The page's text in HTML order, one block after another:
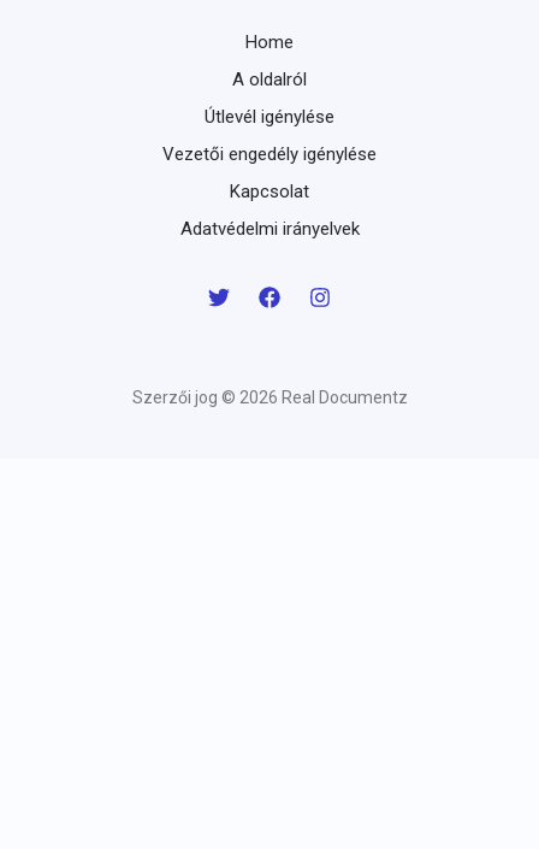
Home
A oldalról
Útlevél igénylése
Vezetői engedély igénylése
Kapcsolat
Adatvédelmi irányelvek
Szerzői jog © 2026 Real Documentz